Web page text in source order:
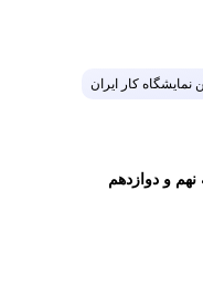
نمایشگاه کار ایران
نهم و دوازدهم